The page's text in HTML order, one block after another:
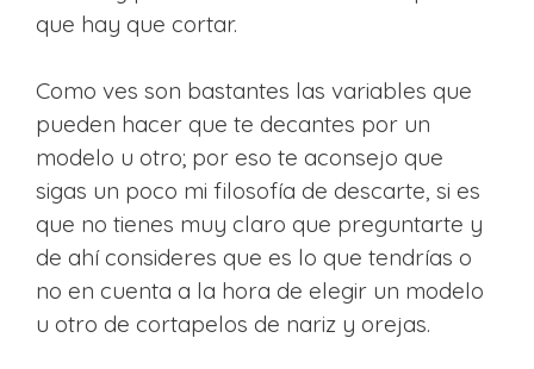
que hay que cortar.
Como ves son bastantes las variables que
pueden hacer que te decantes por un
modelo u otro; por eso te aconsejo que
sigas un poco mi filosofía de descarte, si es
que no tienes muy claro que preguntarte y
de ahí consideres que es lo que tendrías o
no en cuenta a la hora de elegir un modelo
u otro de cortapelos de nariz y orejas.